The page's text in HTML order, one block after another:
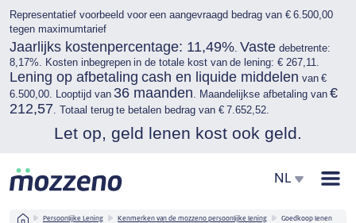
Representatief voorbeeld voor een aangevraagd bedrag van € 6.500,00
tegen maximumtarief
Jaarlijks kostenpercentage: 11,49%. Vaste debetrente:
8,17%. Kosten inbegrepen in de totale kost van de lening: € 267,11.
Lening op afbetaling cash en liquide middelen van €
6.500,00. Looptijd van 36 maanden . Maandelijkse afbetaling van€
212,57 . Totaal terug te betalen bedrag van € 7.652,52.
Let op, geld lenen kost ook geld.
NL
Home
Persoonlijke Lening Kenmerken van de mozzeno persoonlijke lening
Goedkoop lenen